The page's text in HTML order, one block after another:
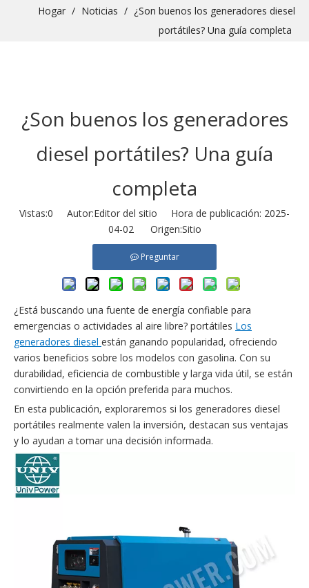
Hogar / Noticias / ¿Son buenos los generadores diesel
portátiles? Una guía completa
¿Son buenos los generadores
diesel portátiles? Una guía
completa
Vistas:0 Autor:Editor del sitio Hora de publicación: 2025-
04-02 Origen:Sitio
Preguntar
¿Está buscando una fuente de energía confiable para
emergencias o actividades al aire libre? portátiles Los
generadores diesel están ganando popularidad, ofreciendo
varios beneficios sobre los modelos con gasolina. Con su
durabilidad, eficiencia de combustible y larga vida útil, se están
convirtiendo en la opción preferida para muchos.
En esta publicación, exploraremos si los generadores diesel
portátiles realmente valen la inversión, destacan sus ventajas
y lo ayudan a tomar una decisión informada.